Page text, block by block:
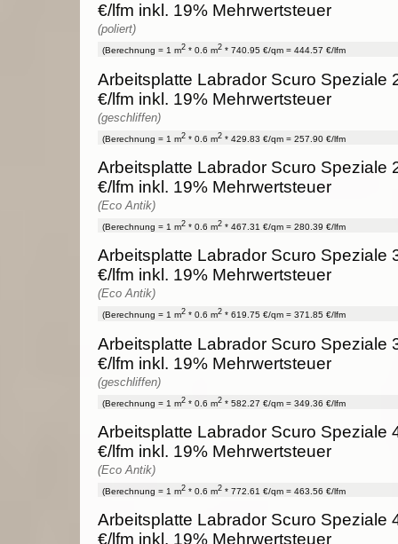
€/lfm inkl. 19% Mehrwertsteuer
(poliert)
(Berechnung = 1 m2 * 0.6 m2 * 740.95 €/qm = 444.57 €/lfm
Arbeitsplatte Labrador Scuro Speziale
€/lfm inkl. 19% Mehrwertsteuer
(geschliffen)
(Berechnung = 1 m2 * 0.6 m2 * 429.83 €/qm = 257.90 €/lfm
Arbeitsplatte Labrador Scuro Speziale
€/lfm inkl. 19% Mehrwertsteuer
(Eco Antik)
(Berechnung = 1 m2 * 0.6 m2 * 467.31 €/qm = 280.39 €/lfm
Arbeitsplatte Labrador Scuro Speziale
€/lfm inkl. 19% Mehrwertsteuer
(Eco Antik)
(Berechnung = 1 m2 * 0.6 m2 * 619.75 €/qm = 371.85 €/lfm
Arbeitsplatte Labrador Scuro Speziale
€/lfm inkl. 19% Mehrwertsteuer
(geschliffen)
(Berechnung = 1 m2 * 0.6 m2 * 582.27 €/qm = 349.36 €/lfm
Arbeitsplatte Labrador Scuro Speziale
€/lfm inkl. 19% Mehrwertsteuer
(Eco Antik)
(Berechnung = 1 m2 * 0.6 m2 * 772.61 €/qm = 463.56 €/lfm
Arbeitsplatte Labrador Scuro Speziale
€/lfm inkl. 19% Mehrwertsteuer